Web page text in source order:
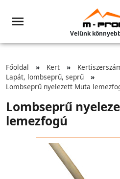
Velünk
Főoldal Kert
Lapát, lombseprű, seprű
Lombseprű nyelezett Muta
Lombseprű
lemezfogú